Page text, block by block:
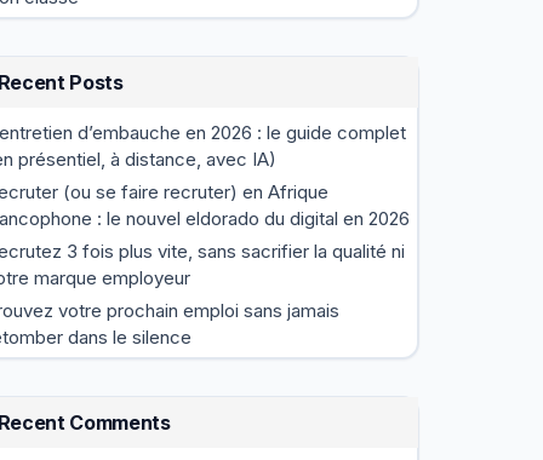
Recent Posts
d’embauche en 2026 : le guide complet
présentiel, à distance, avec IA)
(ou se faire recruter) en Afrique
: le nouvel eldorado du digital en 2026
3 fois plus vite, sans sacrifier la qualité ni
marque employeur
votre prochain emploi sans jamais
dans le silence
Recent Comments